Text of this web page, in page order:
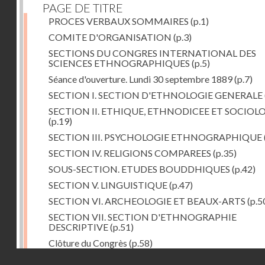
PAGE DE TITRE
PROCES VERBAUX SOMMAIRES (p.1)
COMITE D'ORGANISATION (p.3)
SECTIONS DU CONGRES INTERNATIONAL DES
SCIENCES ETHNOGRAPHIQUES (p.5)
Séance d'ouverture. Lundi 30 septembre 1889(p.7)
SECTION I. SECTION D'ETHNOLOGIE GENERALE
SECTION II. ETHIQUE, ETHNODICEE ET
(p.19)
SECTION III. PSYCHOLOGIE ETHNOGRAPHIQUE
SECTION IV. RELIGIONS COMPAREES (p.35)
SOUS-SECTION. ETUDES BOUDDHIQUES (p.42)
SECTION V. LINGUISTIQUE(p.47)
SECTION VI. ARCHEOLOGIE ET BEAUX-ARTS
SECTION VII. SECTION D'ETHNOGRAPHIE
DESCRIPTIVE(p.51)
Clôture du Congrès (p.58)